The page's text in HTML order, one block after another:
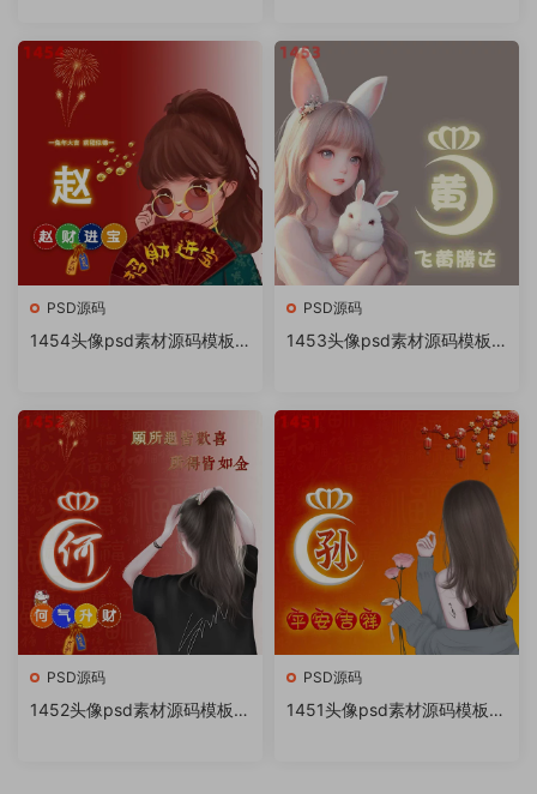
PSD源码
1454头像psd素材源码模板
作教程软件
PSD源码
1453头像psd素材源码模板
作教程软件
PSD源码
1452头像psd素材源码模板源
PSD源码
1451头像psd素材源码模板源